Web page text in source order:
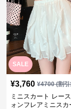
SALE
¥3,760 ¥4700(割引
ミニスカート レー
ォンフレアミニスカ